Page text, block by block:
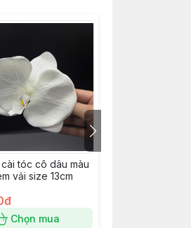
tóc cô dâu màu
vải size 13cm
Chọn mua